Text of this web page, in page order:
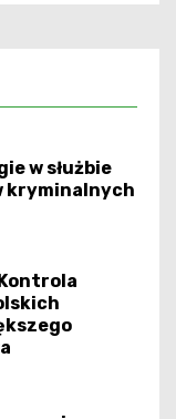
w służbie
kryminalnych